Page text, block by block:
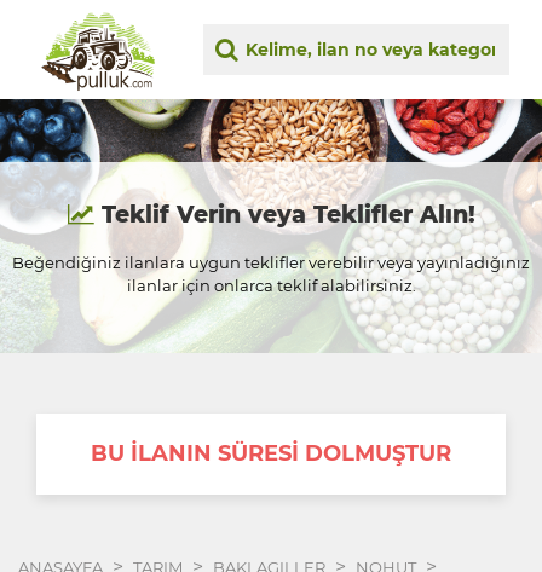
Teklif Verin veya Teklifler Alın!
Beğendiğiniz ilanlara uygun teklifler verebilir veya yayınladığınız
ilanlar için onlarca teklif alabilirsiniz.
BU İLANIN SÜRESİ DOLMUŞTUR
ANASAYFA > TARIM > BAKLAGILLER > NOHUT >